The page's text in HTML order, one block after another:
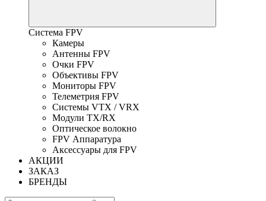
Система FPV
Камеры
Антенны FPV
Очки FPV
Объективы FPV
Мониторы FPV
Телеметрия FPV
Системы VTX / VRX
Модули TX/RX
Оптическое волокно
FPV Аппаратура
Аксессуары для FPV
АКЦИИ
ЗАКАЗ
БРЕНДЫ